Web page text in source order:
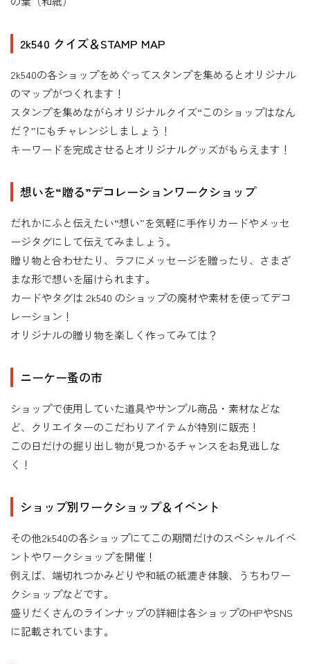
2k540 クイズ＆STAMP MAP
2k540の各ショップをめぐってスタンプを集めるとオリジナル
のマップがつくれます！
スタンプを集めながらオリジナルクイズ“このショップはなん
だ？”にもチャレンジしましょう！
キーワードを完成させるとオリジナルグッズがもらえます！
想いを“贈る”デコレーションワークショップ
だれかにふと伝えたい“想い”を気軽に手作りカードやメッセ
ージタグにして伝えてみましょう。
贈り物と合わせたり、ラフにメッセージを贈ったり、さまざ
まな形で想いを届けられます。
カードやタグは 2k540 のショップの廃材や素材を使ってデコ
レーション！
オリジナルの贈り物を楽しく作ってみては？
ニーケー蚤の市
ショップで使用していた道具やサンプル商品・素材などな
ど、クリエイターのこだわりアイテムが特別に販売！
この日だけの掘り出し物が見つかるチャンスをお見逃しな
く！
ショップ別ワークショップ＆イベント
その他2k540の各ショップにてこの期間だけのスペシャルイベ
ントやワークショップを開催！
例えば、端切れつかみどりや和紙の紙漉き体験、うちわワー
クショップなどです。
盛りだくさんのラインナップの詳細は各ショップのHPやSNS
に記載されています。